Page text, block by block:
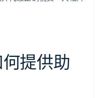
提供助